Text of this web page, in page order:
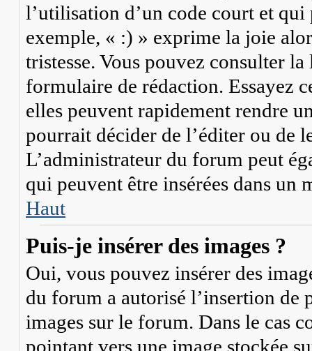
l’utilisation d’un code court et qui
exemple, « :) » exprime la joie
tristesse. Vous pouvez consulter
formulaire de rédaction. Essayez
elles peuvent rapidement rendre
pourrait décider de l’éditer ou de
L’administrateur du forum peut
qui peuvent être insérées dans un
Haut
Puis-je insérer des images ?
Oui, vous pouvez insérer des
du forum a autorisé l’insertion de
images sur le forum. Dans le cas
pointant vers une image stockée